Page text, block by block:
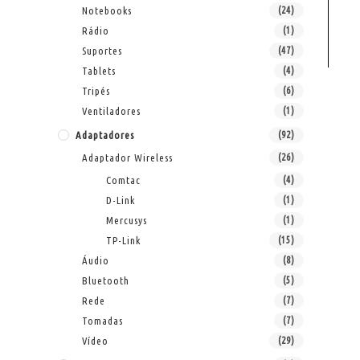
Notebooks (24)
Rádio (1)
Suportes (47)
Tablets (4)
Tripés (6)
Ventiladores (1)
Adaptadores (92)
Adaptador Wireless (26)
Comtac (4)
D-Link (1)
Mercusys (1)
TP-Link (15)
Áudio (8)
Bluetooth (5)
Rede (7)
Tomadas (7)
Vídeo (29)